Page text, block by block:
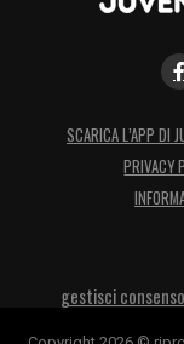
SCARICA L’APP DI
PRIVACY
gestisci consenso